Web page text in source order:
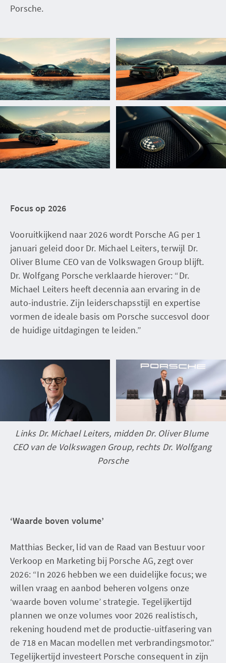
Porsche.
Focus op 2026
Vooruitkijkend naar 2026 wordt Porsche AG per 1
januari geleid door Dr. Michael Leiters, terwijl Dr.
Oliver Blume CEO van de Volkswagen Group blijft.
Dr. Wolfgang Porsche verklaarde hierover: “Dr.
Michael Leiters heeft decennia aan ervaring in de
auto-industrie. Zijn leiderschapsstijl en expertise
vormen de ideale basis om Porsche succesvol door
de huidige uitdagingen te leiden.”
Links Dr. Michael Leiters, midden Dr. Oliver Blume
CEO van de Volkswagen Group, rechts Dr. Wolfgang
Porsche
‘Waarde boven volume’
Matthias Becker, lid van de Raad van Bestuur voor
Verkoop en Marketing bij Porsche AG, zegt over
2026: “In 2026 hebben we een duidelijke focus; we
willen vraag en aanbod beheren volgens onze
‘waarde boven volume’ strategie. Tegelijkertijd
plannen we onze volumes voor 2026 realistisch,
rekening houdend met de productie-uitfasering van
de 718 en Macan modellen met verbrandingsmotor.”
Tegelijkertijd investeert Porsche consequent in zijn